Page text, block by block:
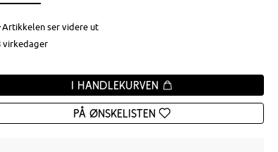
Artikkelen ser videre ut
virkedager
I handlekurven
På ønskelisten